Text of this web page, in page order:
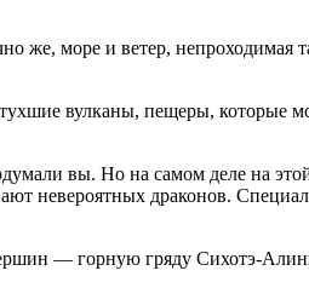
же, море и ветер,
вулканы, пещеры, которые
вы. Но на самом деле на
невероятных драконов.
— горную гряду Сихотэ-